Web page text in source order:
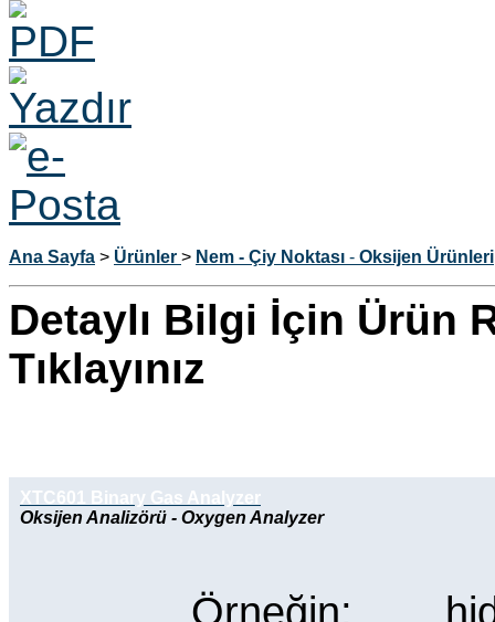
Ana Sayfa > Ürünler > Nem - Çiy Noktası - Oksijen Ürünleri
Detaylı Bilgi İçin Ürün
Tıklayınız
XTC601 Binary Gas Analyzer
Oksijen Analizörü - Oxygen Analyzer
Örneğin;